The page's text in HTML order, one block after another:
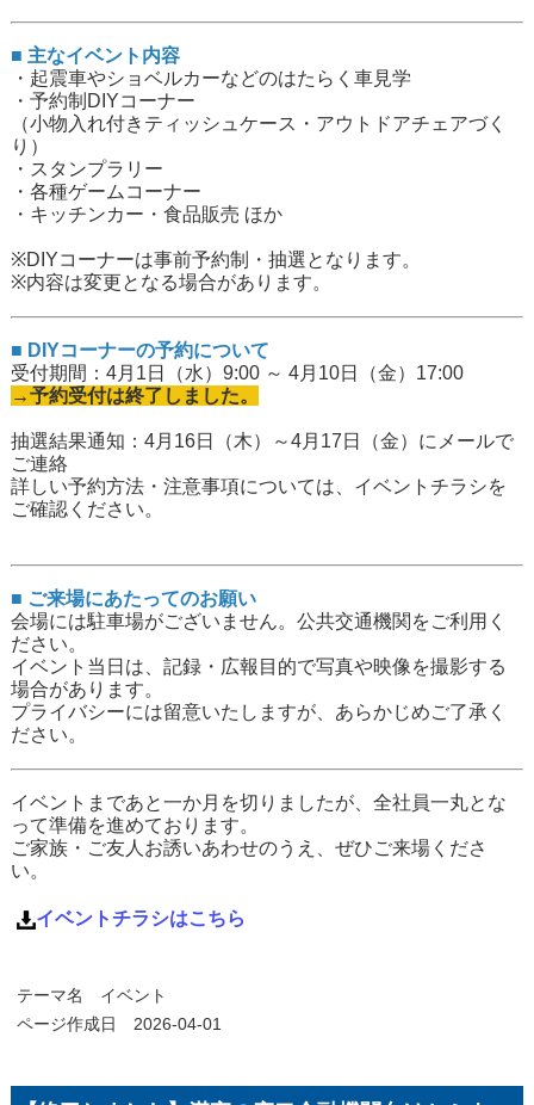
■ 主なイベント内容
・起震車やショベルカーなどのはたらく車見学
・予約制DIYコーナー
（小物入れ付きティッシュケース・アウトドアチェアづく
り）
・スタンプラリー
・各種ゲームコーナー
・キッチンカー・食品販売 ほか
※DIYコーナーは事前予約制・抽選となります。
※内容は変更となる場合があります。
■ DIYコーナーの予約について
受付期間：4月1日（水）9:00 ～ 4月10日（金）17:00
→予約受付は終了しました。
抽選結果通知：4月16日（木）～4月17日（金）にメールで
ご連絡
詳しい予約方法・注意事項については、イベントチラシを
ご確認ください。
■ ご来場にあたってのお願い
会場には駐車場がございません。公共交通機関をご利用く
ださい。
イベント当日は、記録・広報目的で写真や映像を撮影する
場合があります。
プライバシーには留意いたしますが、あらかじめご了承く
ださい。
イベントまであと一か月を切りましたが、全社員一丸とな
って準備を進めております。
ご家族・ご友人お誘いあわせのうえ、ぜひご来場くださ
い。
イベントチラシはこちら
テーマ名 イベント
ページ作成日 2026-04-01